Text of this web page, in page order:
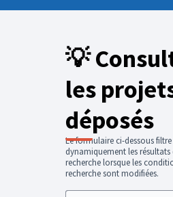
💡
les
déposés
Le formulaire ci-dessous filtre
dynamiquement les résultats
recherche lorsque les
recherche sont modifiées.